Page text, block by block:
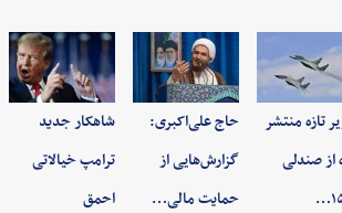
تازه منتشر
از صندلی
حاج علی‌اکبری:
گزارش‌هایی از
حمایت مالی…
شاهکار جدید
ترامپ خیالاتی
احمق